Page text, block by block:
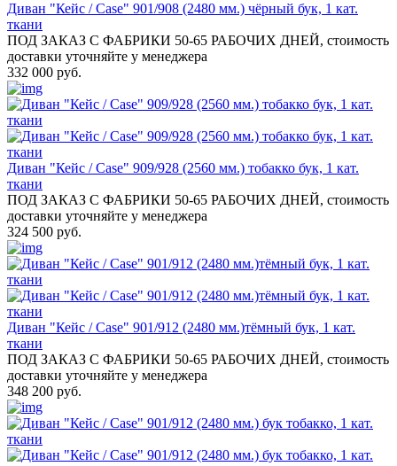
Диван "Кейс / Case" 901/908 (2480 мм.) чёрный бук, 1 кат.
ткани
ПОД ЗАКАЗ С ФАБРИКИ 50-65 РАБОЧИХ ДНЕЙ, стоимость
доставки уточняйте у менеджера
332 000 руб.
Диван "Кейс / Case" 909/928 (2560 мм.) тобакко бук, 1 кат.
ткани
ПОД ЗАКАЗ С ФАБРИКИ 50-65 РАБОЧИХ ДНЕЙ, стоимость
доставки уточняйте у менеджера
324 500 руб.
Диван "Кейс / Case" 901/912 (2480 мм.)тёмный бук, 1 кат.
ткани
ПОД ЗАКАЗ С ФАБРИКИ 50-65 РАБОЧИХ ДНЕЙ, стоимость
доставки уточняйте у менеджера
348 200 руб.